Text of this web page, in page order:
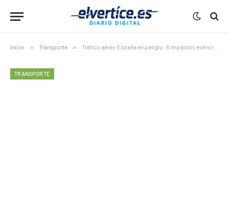
Inicio » Transporte » Tráfico aéreo España en peligro: 6 impactos esenciales del embargo que ahoga a Enaire
TRANSPORTE